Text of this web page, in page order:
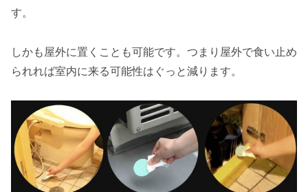
す。
しかも屋外に置くことも可能です。つまり屋外で食い止め
られれば室内に来る可能性はぐっと減ります。